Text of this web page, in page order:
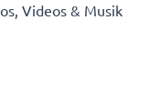
Videos & Musik